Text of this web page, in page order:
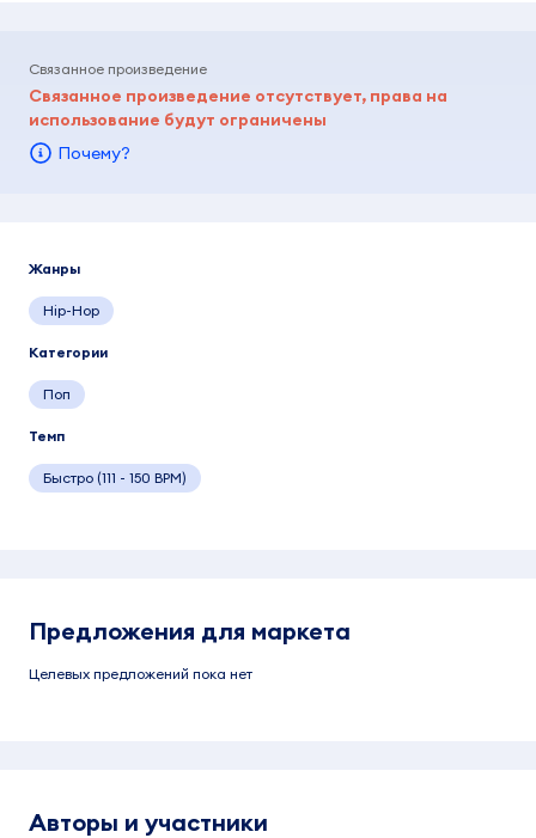
Связанное произведение
Связанное произведение отсутствует, права на
использование будут ограничены
Почему?
Жанры
Hip-Hop
Категории
Поп
Темп
Быстро (111 - 150 BPM)
Предложения для маркета
Целевых предложений пока нет
Авторы и участники